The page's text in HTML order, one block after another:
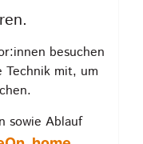
besuchen
Technik mit, um
sowie Ablauf